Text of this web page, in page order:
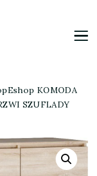
KOMODA
SZUFLADY